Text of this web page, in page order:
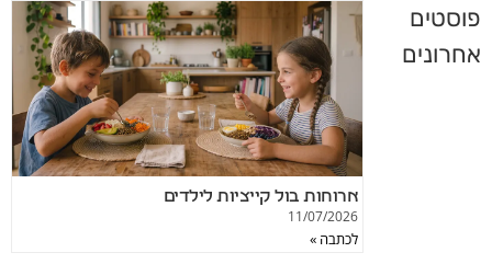
פוסטים
אחרונים
ארוחות בול קייציות לילדים
11/07/2026
לכתבה »